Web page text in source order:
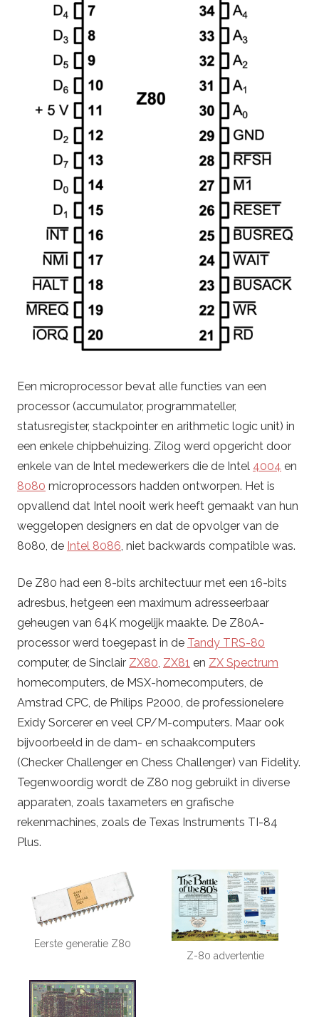
Een microprocessor bevat alle functies van een
processor (accumulator, programmateller,
statusregister, stackpointer en arithmetic logic unit) in
een enkele chipbehuizing. Zilog werd opgericht door
enkele van de Intel medewerkers die de Intel 4004 en
8080 microprocessors hadden ontworpen. Het is
opvallend dat Intel nooit werk heeft gemaakt van hun
weggelopen designers en dat de opvolger van de
8080, de Intel 8086, niet backwards compatible was.
De Z80 had een 8-bits architectuur met een 16-bits
adresbus, hetgeen een maximum adresseerbaar
geheugen van 64K mogelijk maakte. De Z80A-
processor werd toegepast in de Tandy TRS-80
computer, de Sinclair ZX80, ZX81 en ZX Spectrum
homecomputers, de MSX-homecomputers, de
Amstrad CPC, de Philips P2000, de professionelere
Exidy Sorcerer en veel CP/M-computers. Maar ook
bijvoorbeeld in de dam- en schaakcomputers
(Checker Challenger en Chess Challenger) van Fidelity.
Tegenwoordig wordt de Z80 nog gebruikt in diverse
apparaten, zoals taxameters en grafische
rekenmachines, zoals de Texas Instruments TI-84
Plus.
Eerste generatie Z80
Z-80 advertentie